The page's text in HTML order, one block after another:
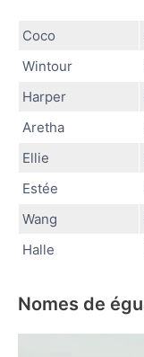
Coco
Wintour
Harper
Aretha
Ellie
Estée
Wang
Halle
Nomes de